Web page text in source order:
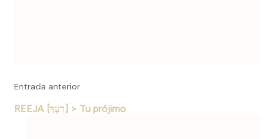
Entrada anterior
REEJA [רֵעֶךָ] > Tu prójimo